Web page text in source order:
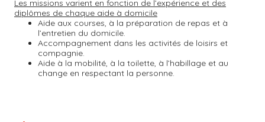
Les missions varient en fonction de l’expérience et des
diplômes de chaque aide à domicile
Aide aux courses, à la préparation de repas et à
l’entretien du domicile.
Accompagnement dans les activités de loisirs et
compagnie.
Aide à la mobilité, à la toilette, à l’habillage et au
change en respectant la personne.